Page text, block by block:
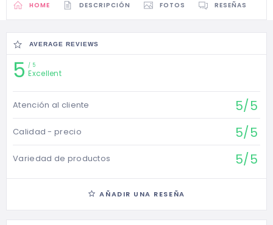
HOME DESCRIPCIÓN FOTOS RESEÑAS
AVERAGE REVIEWS
5 5
Excellent
Atención al cliente 5/5
Calidad - precio 5/5
Variedad de productos 5/5
AÑADIR UNA RESEÑA